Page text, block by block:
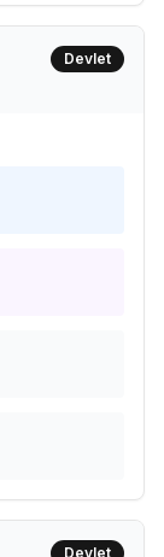
Devlet
Devlet